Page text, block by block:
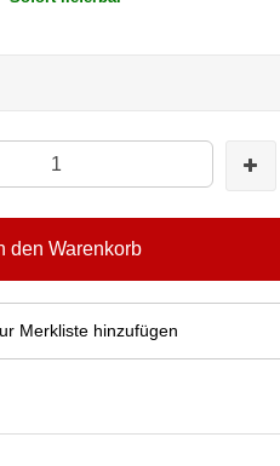
den Warenkorb
Merkliste hinzufügen